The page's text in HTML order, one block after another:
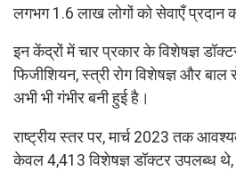
लगभग 1.6 लाख लोगों को सेवाएँ प्रदान
इन केंद्रों में चार प्रकार के विशेषज्ञ
फिजीशियन, स्त्री रोग विशेषज्ञ और बाल
अभी भी गंभीर बनी हुई है।
राष्ट्रीय स्तर पर, मार्च 2023 तक
केवल 4,413 विशेषज्ञ डॉक्टर उपलब्ध